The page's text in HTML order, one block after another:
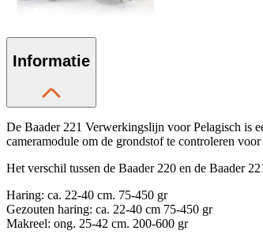
Informatie
De Baader 221 Verwerkingslijn voor Pelagisch is
cameramodule om de grondstof te controleren
Het verschil tussen de Baader 220 en de Baader
Haring: ca. 22-40 cm. 75-450 gr
Gezouten haring: ca. 22-40 cm 75-450 gr
Makreel: ong. 25-42 cm. 200-600 gr